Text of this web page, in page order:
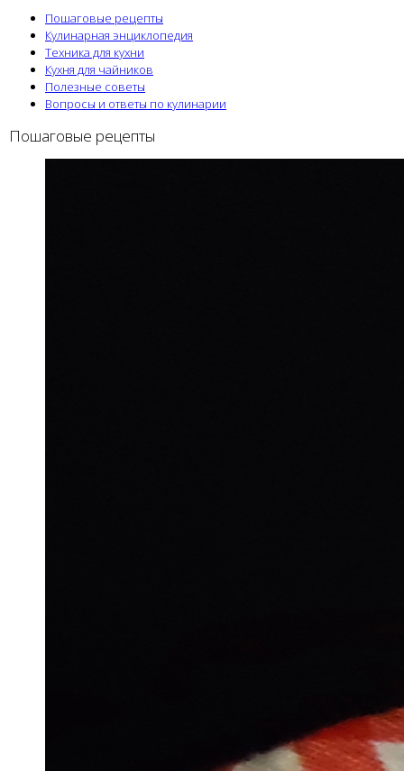
Пошаговые рецепты
Кулинарная энциклопедия
Техника для кухни
Кухня для чайников
Полезные советы
Вопросы и ответы по кулинарии
Пошаговые рецепты